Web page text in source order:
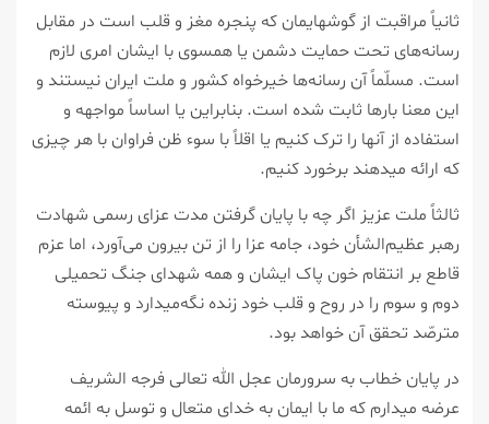
ثانیاً مراقبت از گوشهایمان که پنجره مغز و قلب است در مقابل
رسانه‌های تحت حمایت دشمن یا همسوی با ایشان امری لازم
است. مسلّماً آن رسانه‌ها خیرخواه کشور و ملت ایران نیستند و
این معنا بارها ثابت شده است. بنابراین یا اساساً مواجهه و
استفاده از آنها را ترک کنیم یا اقلاً با سوء ظن فراوان با هر چیزی
که ارائه میدهند برخورد کنیم.
ثالثاً ملت عزیز اگر چه با پایان گرفتن مدت عزای رسمی شهادت
رهبر عظیم‌الشأن خود، جامه عزا را از تن بیرون می‌آورد، اما عزم
قاطع بر انتقام خون پاک ایشان و همه شهدای جنگ تحمیلی
دوم و سوم را در روح و قلب خود زنده نگه‌میدارد و پیوسته
مترصّد تحقق آن خواهد بود.
در پایان خطاب به سرورمان عجل‌ الله تعالی فرجه الشریف
عرضه میدارم که ما با ایمان به خدای متعال و توسل به ائمه